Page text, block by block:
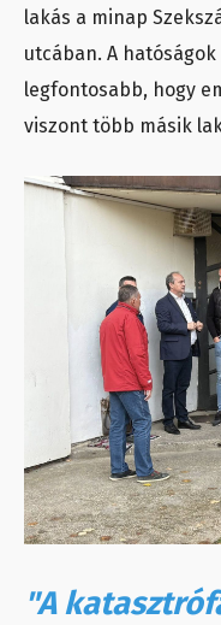
lakás a minap
utcában. A
legfontosabb, hogy
viszont több másik
"A